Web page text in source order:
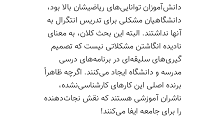
دانش‌­آموزان توانایی‌­های ریاضی­شان بالا بود،
دانشگاهیان مشکلی برای تدریس انتگرال به
آنها نداشتند. البته این بحث کلان، به معنای
نادیده انگاشتن مشکلاتی نیست که تصمیم­‌
گیری‌­های سلیقه‌­ای در برنامه‌­های درسی
مدرسه و دانشگاه ایجاد می‌­کنند. اگرچه ظاهراً
برنده اصلی این کارهای کارشناسی‌نشده،
ناشران آموزشی هستند که نقش نجات­‌دهنده
را برای جامعه ایفا می­‌کنند!